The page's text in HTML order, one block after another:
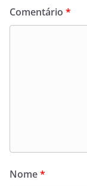
Comentário *
Nome*